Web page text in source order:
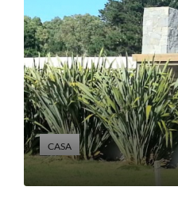
CASA